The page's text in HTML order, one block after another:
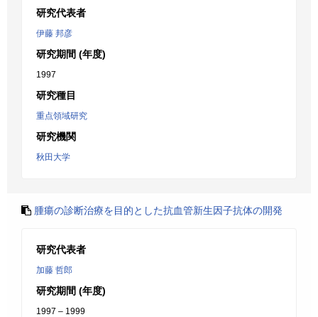
研究代表者
伊藤 邦彦
研究期間 (年度)
1997
研究種目
重点領域研究
研究機関
秋田大学
腫瘍の診断治療を目的とした抗血管新生因子抗体の開発
研究代表者
加藤 哲郎
研究期間 (年度)
1997 – 1999